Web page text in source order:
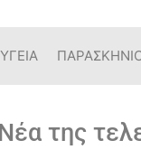
ΥΓΕΙΑ
Νέα της